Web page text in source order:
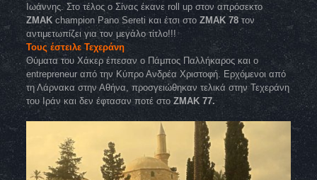
Ιωάννης. Στο τέλος ο Σίνας έκανε roll up στον απρόσεκτο
ZMAKchampion Pano Sereti και έτσι στο ZMAK 78τον
αντιμετωπίζει για τον μεγάλο τίτλο!!!
Τους έστειλε Τεχεράνη
Θύματα του Χάκερ έπεσαν ο Πάμπος Παλλήκαρος και ο
entrepreneur από την Κύπρο Ανδρέα Χριστοφή. Ερχόμενοι από
τη Λάρνακα στην Αθήνα, προσγειώθηκαν τελικά στην Τεχεράνη
του Ιράν και δεν έφτασαν ποτέ στο ZMAK 77.